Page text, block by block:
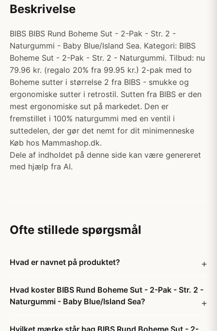
Beskrivelse
BIBS BIBS Rund Boheme Sut - 2-Pak - Str. 2 -
Naturgummi - Baby Blue/Island Sea. Kategori: BIBS
Boheme Sut - 2-Pak - Str. 2 - Naturgummi. Tilbud: nu
79.96 kr. (regalo 20% fra 99.95 kr.) 2-pak med to
Boheme sutter i størrelse 2 fra BIBS - smukke og
ergonomiske sutter i retrostil. Sutten fra BIBS er den
mest ergonomiske sut på markedet. Den er
fremstillet i 100% naturgummi med en ventil i
suttedelen, der gør det nemt for dit minimenneske
Køb hos Mammashop.dk.
Dele af indholdet på denne side kan være genereret
med hjælp fra AI.
Ofte stillede spørgsmål
Hvad er navnet på produktet?
Hvad koster BIBS Rund Boheme Sut - 2-Pak - Str. 2 -
Naturgummi - Baby Blue/Island Sea?
Hvilket mærke står bag BIBS Rund Boheme Sut - 2-